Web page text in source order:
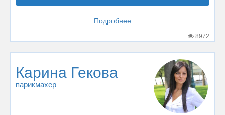
Подробнее
8972
Карина Гекова
парикмахер